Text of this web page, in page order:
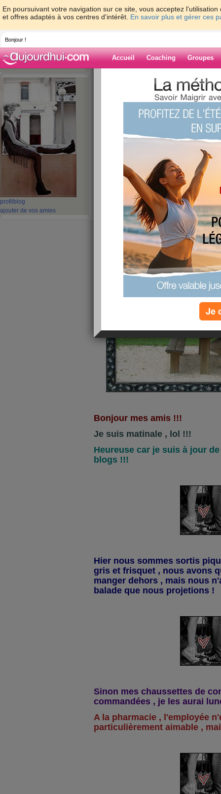
En poursuivant votre navigation sur ce site, vous acceptez
et offres adaptés à vos centres d'intérêt. En savoir plus et gérer ces
Bonjour !
Accueil Coaching Groupes
profil blog
ajouter de vos amies
>
> Ta
mais simplement de chercher et trouver tous
contre l'Amour ! (Rumi)
Blog de
Ta tâche n'est
l'Amour , mais
chercher et
obstacles que tu
contre l'Amour !
publié le 22/07/2012 à 05:38
Bonjour mes amis !!!
Je suis matinale , lol !!!
Heureuse car je suis à jour
blogs !!!
Hier nous sommes sortis
gris et frisquet , nous avons
manger dehors , mais nous
balade que nous projetions !
Sinon mes chaussettes de
commandées , je les aurai
A la pharmacie , l'employée
particulièrement aimable ,
Je